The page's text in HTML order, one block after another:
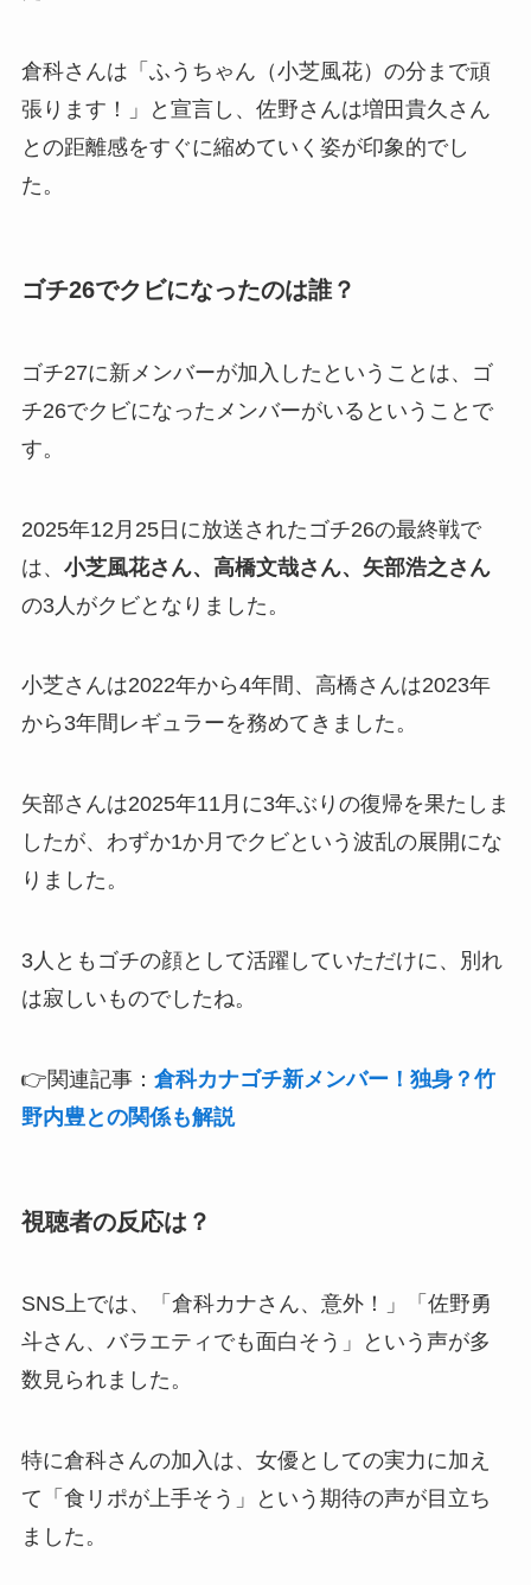
倉科さんは「ふうちゃん（小芝風花）の分まで頑
張ります！」と宣言し、佐野さんは増田貴久さん
との距離感をすぐに縮めていく姿が印象的でし
た。
ゴチ26でクビになったのは誰？
ゴチ27に新メンバーが加入したということは、ゴ
チ26でクビになったメンバーがいるということで
す。
2025年12月25日に放送されたゴチ26の最終戦で
は、 小芝風花さん、高橋文哉さん、矢部浩之さん
の3人がクビとなりました。
小芝さんは2022年から4年間、高橋さんは2023年
から3年間レギュラーを務めてきました。
矢部さんは2025年11月に3年ぶりの復帰を果たしま
したが、わずか1か月でクビという波乱の展開にな
りました。
3人ともゴチの顔として活躍していただけに、別れ
は寂しいものでしたね。
👉関連記事： 倉科カナゴチ新メンバー！独身？竹
野内豊との関係も解説
視聴者の反応は？
SNS上では、「倉科カナさん、意外！」「佐野勇
斗さん、バラエティでも面白そう」という声が多
数見られました。
特に倉科さんの加入は、女優としての実力に加え
て「食リポが上手そう」という期待の声が目立ち
ました。